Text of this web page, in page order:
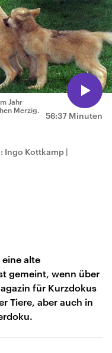
56:37 Minuten
Jahr
Merzig.
Ingo Kottkamp |
alte
gemeint, wenn über
für Kurzdokus
Tiere, aber auch in